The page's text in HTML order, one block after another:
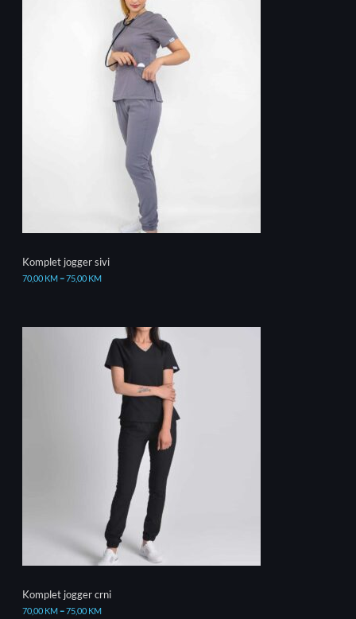
Komplet jogger sivi
70,00 KM–75,00 KM
Komplet jogger crni
70,00 KM–75,00 KM